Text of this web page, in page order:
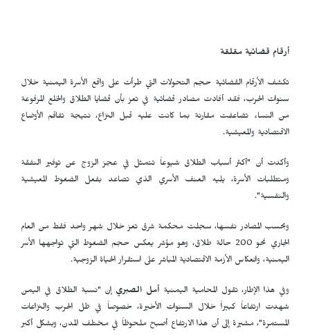
أرقام قضائية مقلقة
تكشف الأرقام القضائية حجم التحولات التي طرأت على واقع الأسرة اليمنية خلال
سنوات الحرب، فقد أفادت مصادر قضائية في تعز بأن قضايا الطلاق والخلع المرفوعة
من النساء تضاعفت مقارنة بما كانت عليه قبل النزاع، نتيجة تفاقم الأوضاع
الاقتصادية والمعيشية.
وأكدت أن "أكثر أسباب الطلاق شيوعاً تتمثل في عجز الزوج عن توفير النفقة
ومتطلبات الأسرة، يليه العنف الأسري الذي تصاعد بفعل الضغوط المعيشية
والنفسية".
وبحسب المصادر نفسها، سجلت محكمة شرق تعز خلال شهر واحد فقط من العام
الجاري نحو 200 حالة طلاق، وهو مؤشر يعكس حجم الضغوط التي تواجهها الأسر
اليمنية، وانعكاس الأزمة الاقتصادية المباشر على استقرار الحياة الزوجية.
وفي هذا الإطار، تقول المحامية اليمنية أمل الصبري إن "نسبة الطلاق في اليمن
شهدت ارتفاعاً كبيراً خلال السنوات الأخيرة، خصوصاً في ظل الحرب والنزاعات
المستمرة"، مشيرة إلى أن هذا الارتفاع أصبح ملحوظاً في مختلف المدن، وبشكل أكبر